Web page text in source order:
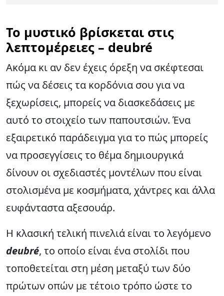
Το μυστικό βρίσκεται στις
λεπτομέρειες – deubré
Ακόμα κι αν δεν έχεις όρεξη να σκέφτεσαι
πώς να δέσεις τα κορδόνια σου για να
ξεχωρίσεις, μπορείς να διασκεδάσεις με
αυτό το στοιχείο των παπουτσιών. Ένα
εξαιρετικό παράδειγμα για το πώς μπορείς
να προσεγγίσεις το θέμα δημιουργικά
δίνουν οι σχεδιαστές μοντέλων που είναι
στολισμένα με κοσμήματα, χάντρες και άλλα
ευφάνταστα αξεσουάρ.
Η κλασική τελική πινελιά είναι το λεγόμενο
deubré, το οποίο είναι ένα στολίδι που
τοποθετείται στη μέση μεταξύ των δύο
πρώτων οπών με τέτοιο τρόπο ώστε το